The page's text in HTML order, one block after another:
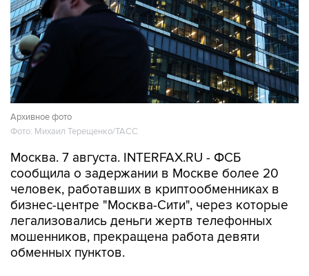
Архивное фото
Фото: Михаил Терещенко/ТАСС
Москва. 7 августа. INTERFAX.RU - ФСБ
человек, работавших в криптообменниках в
бизнес-центре "Москва-Сити", через которые
легализовались деньги жертв телефонных
мошенников, прекращена работа девяти
обменных пунктов.
"Во взаимодействии с МВД России пресечена